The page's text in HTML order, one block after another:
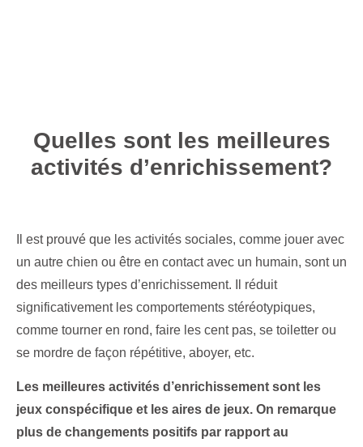
Quelles sont les meilleures
activités d’enrichissement?
Il est prouvé que les activités sociales, comme jouer avec
un autre chien ou être en contact avec un humain, sont un
des meilleurs types d’enrichissement. Il réduit
significativement les comportements stéréotypiques,
comme tourner en rond, faire les cent pas, se toiletter ou
se mordre de façon répétitive, aboyer, etc.
Les meilleures activités d’enrichissement sont les
jeux conspécifique et les aires de jeux. On remarque
plus de changements positifs par rapport au